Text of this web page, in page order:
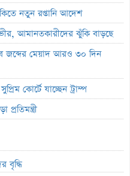
নতুন রপ্তানি আদেশ
আমানতকারীদের ঝুঁকি বাড়ছে
জব্দের মেয়াদ আরও ৩০ দিন
কোর্টে যাচ্ছেন ট্রাম্প
লিয়ারি’
চক্রবর্তী
বৃদ্ধি